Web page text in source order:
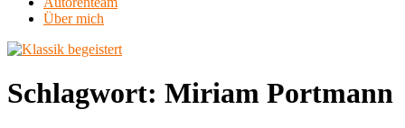
Über mich
Schlagwort: Miriam Portmann